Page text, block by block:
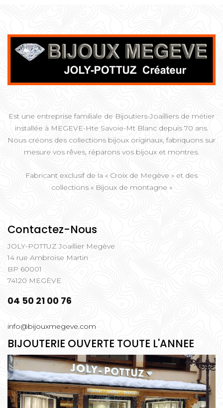
Est une entreprise familiale de Bijoutiers-Joailliers de métier
installée à MEGEVE-Hte Savoie-Mt Blanc depuis 70 ans.
Nous créons des collections bijoux originaux, fabriquons sur
mesure vos rêves, réparons vos bijoux et montres.
Fabricant exclusif de la « Croix de Megève » et des
collections « Bijoux de montagne »
Contactez-Nous
JOLY-POTTUZ Joaillier Megève
14 rue Ambroise Martin
BP 60001
74120 MEGÈVE
04 50 21 00 76
info@bijouxmegeve.com
BIJOUTERIE OUVERTE TOUTE L'ANNEE